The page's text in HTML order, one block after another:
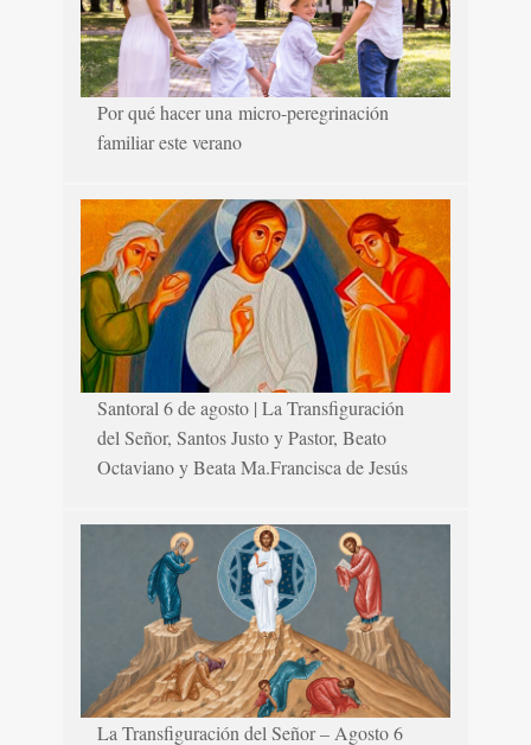
Por qué hacer una micro-peregrinación
familiar este verano
Santoral 6 de agosto | La Transfiguración
del Señor, Santos Justo y Pastor, Beato
Octaviano y Beata Ma.Francisca de Jesús
La Transfiguración del Señor – Agosto 6